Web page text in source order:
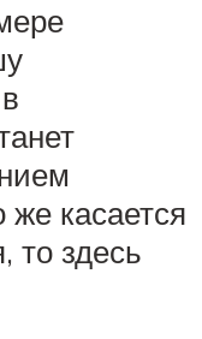
же касается
то здесь